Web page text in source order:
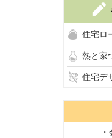
住宅ロ
熱と家
住宅デ